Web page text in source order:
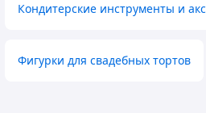
Кондитерские инструменты и
Фигурки для свадебных тортов